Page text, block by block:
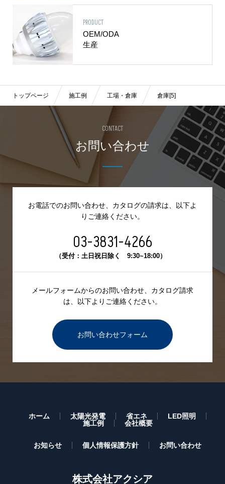
PRODUCT
OEM/ODA
生産
トップページ 施工例 工場・倉庫 倉庫[5]
CONTACT
お問い合わせ
お電話でのお問い合わせ、カタログの請求は、 以下よ
りご連絡ください。
03-3831-4266
（受付：土日祝日除く 9:30~18:00）
メールフォームからのお問い合わせ、カタログ請求
は、 以下よりご連絡ください。
お問い合わせフォーム
ホーム 太陽光発電 省エネ
LED照明
施工例
会社概要
お知らせ 個人情報保護方針 お問い合わせ
株式会社アクシア